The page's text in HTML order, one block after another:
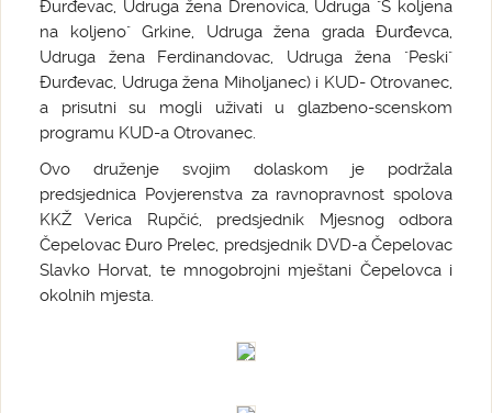
Đurđevac, Udruga žena Drenovica, Udruga "S koljena
na koljeno" Grkine, Udruga žena grada Đurđevca,
Udruga žena Ferdinandovac, Udruga žena "Peski"
Đurđevac, Udruga žena Miholjanec) i KUD- Otrovanec,
a prisutni su mogli uživati u glazbeno-scenskom
programu KUD-a Otrovanec.
Ovo druženje svojim dolaskom je podržala
predsjednica Povjerenstva za ravnopravnost spolova
KKŽ Verica Rupčić, predsjednik Mjesnog odbora
Čepelovac Đuro Prelec, predsjednik DVD-a Čepelovac
Slavko Horvat, te mnogobrojni mještani Čepelovca i
okolnih mjesta.